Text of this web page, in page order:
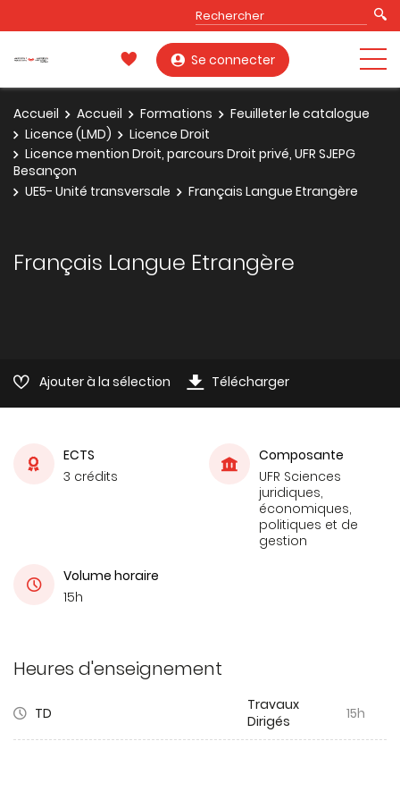
Se connecter
Accueil Accueil Formations
Feuilleter le catalogue
Licence (LMD)
Licence Droit
Licence mention Droit, parcours Droit privé, UFR SJEPG
Besançon
UE5- Unité transversale
Français Langue Etrangère
Français Langue Etrangère
Ajouter à la sélection Télécharger
ECTS
3 crédits
Composante
UFR Sciences
juridiques,
économiques,
politiques et de
gestion
Volume horaire
15h
Heures d'enseignement
TD
Travaux
Dirigés
15h